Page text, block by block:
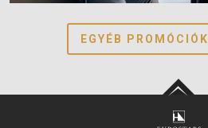
EGYÉB PROMÓCIÓK